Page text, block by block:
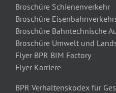
Broschüre Schienenverkehr
Broschüre
Broschüre Bahntechnische
Broschüre Umwelt und
Flyer BPR BIM Factory
Flyer Karriere
BPR Verhaltenskodex für